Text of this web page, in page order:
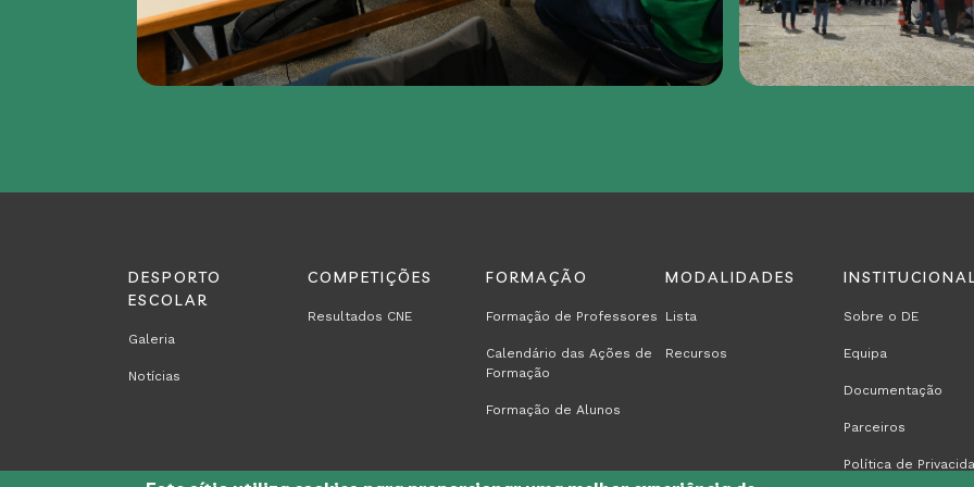
REGION
FIRST
RODAPÉ
DESPORTO
ESCOLAR
Galeria
Notícias
COMPETIÇÕES
Resultados CNE
FORMAÇÃO
Formação de Professores
Calendário das Ações de
Formação
Formação de Alunos
MODALIDADES
Lista
Recursos
Sobre o DE
Equipa
Documentação
Parceiros
Política de